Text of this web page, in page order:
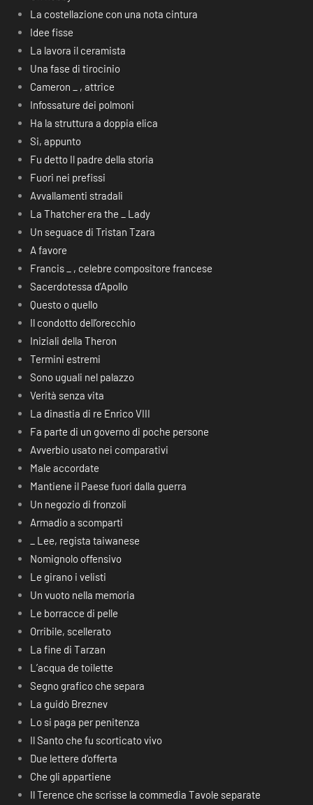
La costellazione con una nota cintura
Idee fisse
La lavora il ceramista
Una fase di tirocinio
Cameron _ , attrice
Infossature dei polmoni
Ha la struttura a doppia elica
Si, appunto
Fu detto Il padre della storia
Fuori nei prefissi
Avvallamenti stradali
La Thatcher era the _ Lady
Un seguace di Tristan Tzara
A favore
Francis _ , celebre compositore francese
Sacerdotessa d’Apollo
Questo o quello
Il condotto dell’orecchio
Iniziali della Theron
Termini estremi
Sono uguali nel palazzo
Verità senza vita
La dinastia di re Enrico VIII
Fa parte di un governo di poche persone
Avverbio usato nei comparativi
Male accordate
Mantiene il Paese fuori dalla guerra
Un negozio di fronzoli
Armadio a scomparti
_ Lee, regista taiwanese
Nomignolo offensivo
Le girano i velisti
Un vuoto nella memoria
Le borracce di pelle
Orribile, scellerato
La fine di Tarzan
L’acqua de toilette
Segno grafico che separa
La guidò Breznev
Lo si paga per penitenza
Il Santo che fu scorticato vivo
Due lettere d’offerta
Che gli appartiene
Il Terence che scrisse la commedia Tavole separate